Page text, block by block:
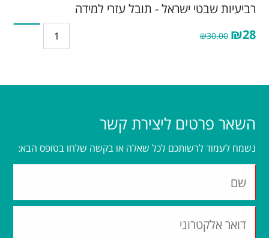
רביעיות שבטי ישראל - תובל עזרי למידה
₪28
₪30.00
השאר פרטים ליצירת קשר
נשמח לעמוד לרשותכם לכל שאלה או בקשה שלחו בטופס הבא: